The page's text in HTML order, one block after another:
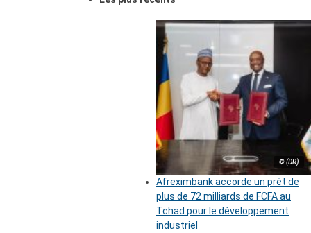
© (DR)
Afreximbank accorde un prêt de
plus de 72 milliards de FCFA au
Tchad pour le développement
industriel